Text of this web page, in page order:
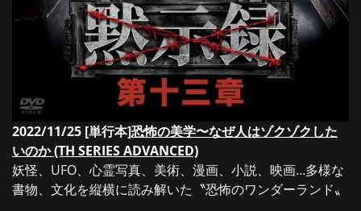
2022/11/25 [単行本]恐怖の美学〜なぜ人はゾクゾクした
いのか (TH SERIES ADVANCED)
妖怪、UFO、心霊写真、美術、漫画、小説、映画…多様な
書物、文化を縦横に読み解いた〝恐怖のワンダーランド〟